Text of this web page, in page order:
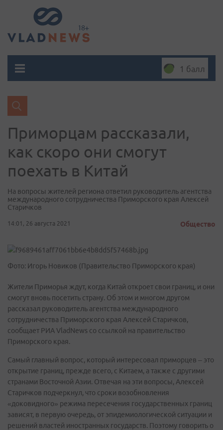
1 балл
Приморцам рассказали,
как скоро они смогут
поехать в Китай
На вопросы жителей региона ответил руководитель агентства
международного сотрудничества Приморского края Алексей
Старичков
14:01, 26 августа 2021 Общество
Фото: Игорь Новиков (Правительство Приморского края)
Жители Приморья ждут, когда Китай откроет свои границ, и они
смогут вновь посетить страну. Об этом и многом другом
рассказал руководитель агентства международного
сотрудничества Приморского края Алексей Старичков,
сообщает РИА VladNews со ссылкой на правительство
Приморского края.
Самый главный вопрос, который интересовал приморцев – это
открытие границ, прежде всего, с Китаем, а также с другими
странами Восточной Азии. Отвечая на эти вопросы, Алексей
Старичков подчеркнул, что сроки возобновления
«доковидного» режима пересечения государственных границ
зависят, в первую очередь, от эпидемиологической ситуации и
решений властей иностранных государств. Поэтому говорить о